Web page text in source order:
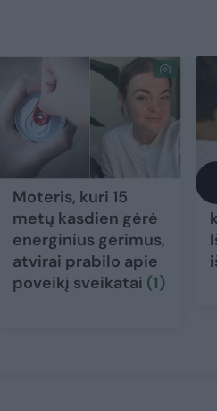
Moteris, kuri 15
metų kasdien gėrė
energinius gėrimus,
atvirai prabilo apie
poveikį sveikatai (1)